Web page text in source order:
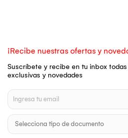
¡Recibe nuestras ofertas y
Suscríbete y recibe en tu inbox
exclusivas y novedades